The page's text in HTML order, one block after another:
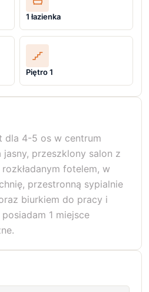
1 łazienka
Piętro 1
dla 4-5 os w centrum
jasny, przeszklony salon z
fotelem, w
przestronną sypialnie
biurkiem do pracy i
1 miejsce